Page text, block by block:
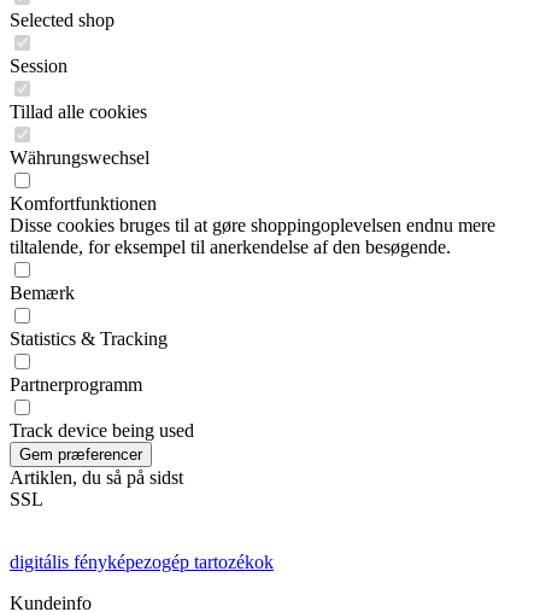
Selected shop
Session
Tillad alle cookies
Währungswechsel
Komfortfunktionen
Disse cookies bruges til at gøre shoppingoplevelsen endnu mere
tiltalende, for eksempel til anerkendelse af den besøgende.
Bemærk
Statistics & Tracking
Partnerprogramm
Track device being used
Artiklen, du så på sidst
SSL
digitális fényképezogép tartozékok
Kundeinfo